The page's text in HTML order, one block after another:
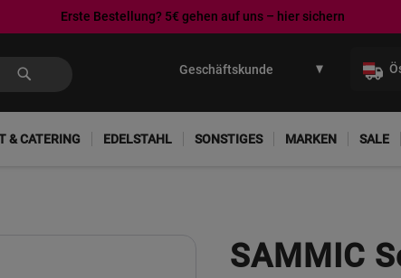
Erste Bestellung? 5€ gehen auf uns – hier sichern
& CATERING EDELSTAHL SONSTIGES MARKEN SALE
SAMMIC